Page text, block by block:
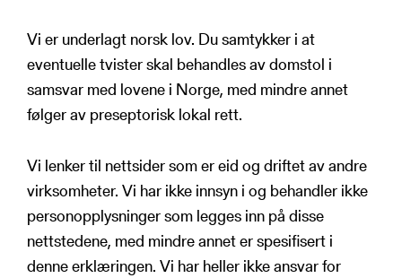
Vi er underlagt norsk lov. Du samtykker i at
eventuelle tvister skal behandles av domstol i
samsvar med lovene i Norge, med mindre annet
følger av preseptorisk lokal rett.
Vi lenker til nettsider som er eid og driftet av andre
virksomheter. Vi har ikke innsyn i og behandler ikke
personopplysninger som legges inn på disse
nettstedene, med mindre annet er spesifisert i
denne erklæringen. Vi har heller ikke ansvar for